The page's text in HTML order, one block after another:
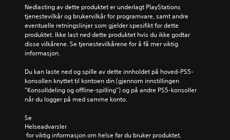
Nedlasting av dette produktet er underlagt PlayStations
tjenestevilkår og brukervilkår for programvare, samt andre
eventuelle retningslinjer som gjelder spesifikt for dette
produktet. Ikke last ned dette produktet hvis du ikke godtar
disse vilkårene. Se tjenestevilkårene for å få mer viktig
informasjon.
Du kan laste ned og spille av dette innholdet på hoved-PS5-
konsollen knyttet til kontoen din (gjennom innstillingen
"Konsolldeling og offline-spilling") og på andre PS5-konsoller
når du logger på med samme konto.
Se
Helseadvarsler
for viktig informasjon om helse før du bruker produktet.